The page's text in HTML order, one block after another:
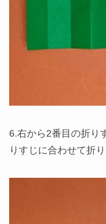
6.右から2番目の折り
りすじに合わせて折り